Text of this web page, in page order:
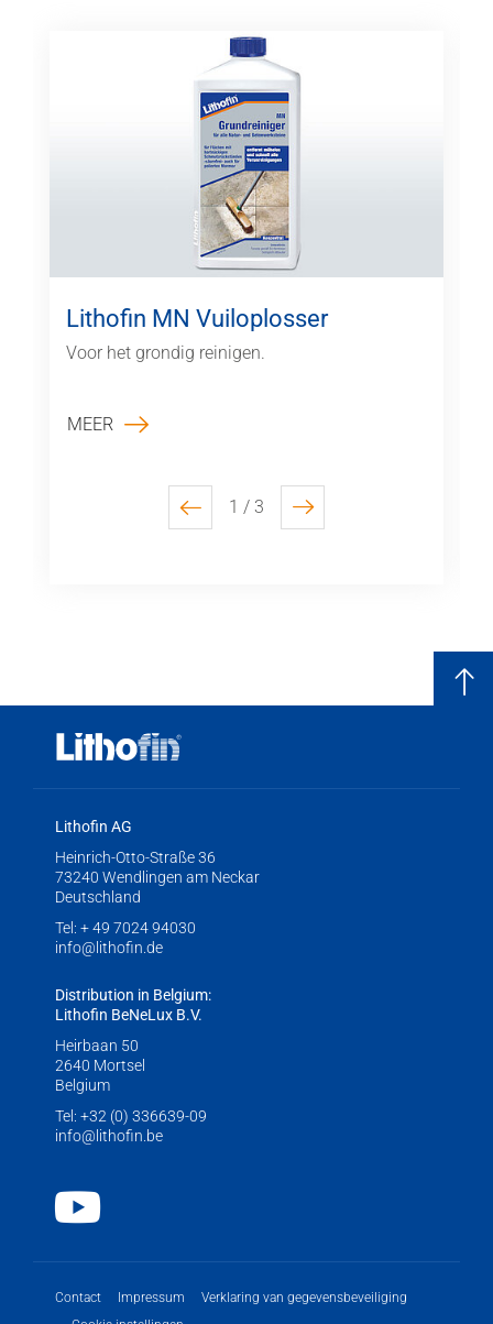
previous
1 / 3 next
Lithofin MN Vuiloplosser
Voor het grondig reinigen.
MEER
Lithofin AG
Heinrich-Otto-Straße 36
73240 Wendlingen am Neckar
Deutschland
Tel: + 49 7024 94030
info@lithofin.de
Distribution in Belgium:
Lithofin BeNeLux B.V.
Heirbaan 50
2640 Mortsel
Belgium
Tel: +32 (0) 336639-09
info@lithofin.be
Youtube
Contact Impressum
Verklaring van gegevensbeveiliging